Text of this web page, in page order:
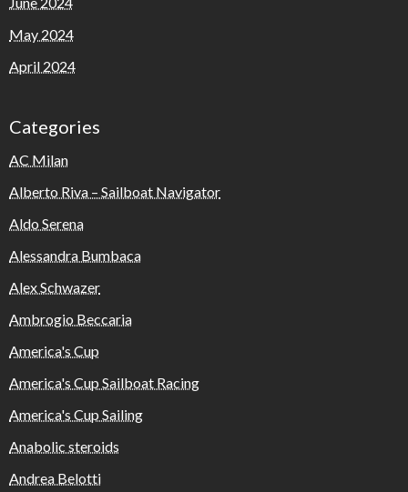
May 2024
April 2024
Categories
AC Milan
Alberto Riva – Sailboat Navigator
Aldo Serena
Alessandra Bumbaca
Alex Schwazer
Ambrogio Beccaria
America's Cup
America's Cup Sailboat Racing
America's Cup Sailing
Anabolic steroids
Andrea Belotti